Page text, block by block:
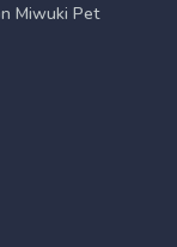
Miwuki Pet